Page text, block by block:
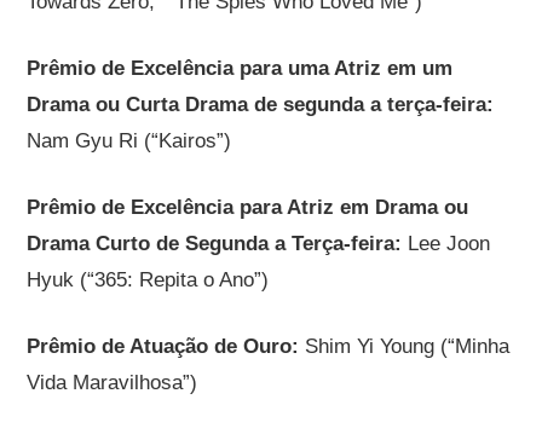
Prêmio de Excelência para uma Atriz em um
Drama ou Curta Drama de segunda a terça-feira:
Nam Gyu Ri (“Kairos”)
Prêmio de Excelência para Atriz em Drama ou
Drama Curto de Segunda a Terça-feira: Lee Joon
Hyuk (“365: Repita o Ano”)
Prêmio de Atuação de Ouro: Shim Yi Young (“Minha
Vida Maravilhosa”)